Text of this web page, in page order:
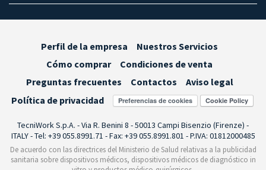
Perfil de la empresa
Nuestros Servicios
Cómo comprar
Condiciones de venta
Preguntas frecuentes
Contactos
Aviso legal
Política de privacidad
Preferencias de cookies
TecniWork S.p.A. - Via R. Benini 8 - 50013 Campi Bisenzio (Firenze) -
ITALY - Tel: +39 055.8991.71 - Fax: +39 055.8991.801 - P.IVA: 01812000485
De acuerdo con las directrices del Ministerio de Salud relativas a la publicidad
sanitaria sobre dispositivos médicos, dispositivos médicos de diagnóstico in